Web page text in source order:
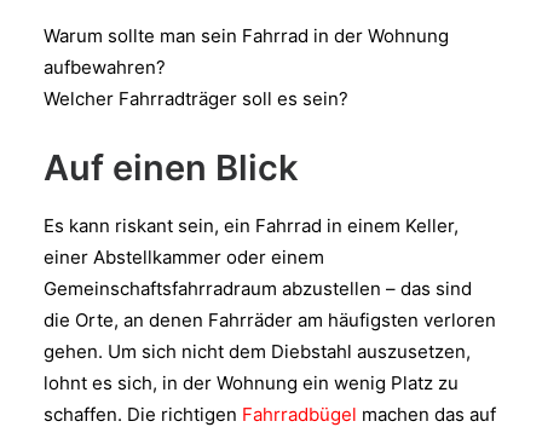
Warum sollte man sein Fahrrad in der Wohnung
aufbewahren?
Welcher Fahrradträger soll es sein?
Auf einen Blick
Es kann riskant sein, ein Fahrrad in einem Keller,
einer Abstellkammer oder einem
Gemeinschaftsfahrradraum abzustellen – das sind
die Orte, an denen Fahrräder am häufigsten verloren
gehen. Um sich nicht dem Diebstahl auszusetzen,
lohnt es sich, in der Wohnung ein wenig Platz zu
schaffen. Die richtigen Fahrradbügel machen das auf